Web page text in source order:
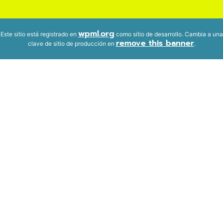
Este sitio está registrado en wpml.org como sitio de desarrollo. Cambia a una
clave de sitio de producción en remove this banner.